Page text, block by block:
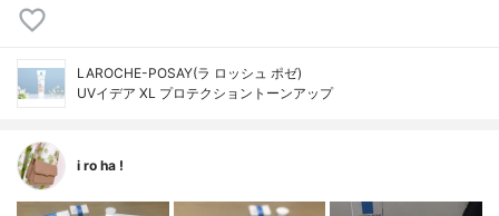
LAROCHE-POSAY(ラ ロッシュ ポゼ)
UVイデア XL プロテクショントーンアップ
i ro ha !